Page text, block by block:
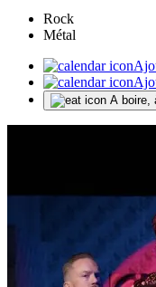
Rock
Métal
A boire,